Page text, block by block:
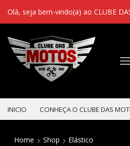
Olá, seja bem-vindo(a) ao CLUBE
INICIO CONHEÇA O CLUBE DAS
Home Shop Elástico